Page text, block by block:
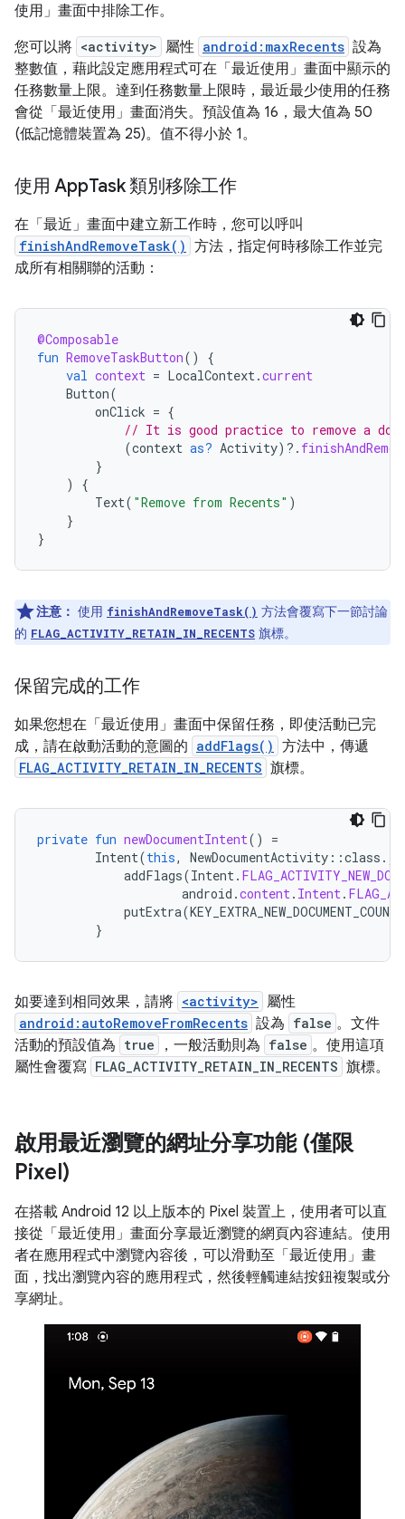
使用」畫面中排除工作。
您可以將 <activity> 屬性 android:maxRecents 設為
整數值，藉此設定應用程式可在「最近使用」畫面中顯示的
任務數量上限。達到任務數量上限時，最近最少使用的任務
會從「最近使用」畫面消失。預設值為 16，最大值為 50
(低記憶體裝置為 25)。值不得小於 1。
使用 AppTask 類別移除工作
在「最近」畫面中建立新工作時，您可以呼叫
finishAndRemoveTask() 方法，指定何時移除工作並完
成所有相關聯的活動：
@Composable
fun RemoveTaskButton()
{
val context = LocalContext .current
Button(
onClick = {
// It is good practice to remove a
(context as? Activity) ?.
}
)
{
Text( "Remove from Recents" )
}
}
注意： 使用 finishAndRemoveTask() 方法會覆寫下一節討論
的 FLAG_ACTIVITY_RETAIN_IN_RECENTS 旗標。
保留完成的工作
如果您想在「最近使用」畫面中保留任務，即使活動已完
成，請在啟動活動的意圖的 addFlags() 方法中，傳遞
FLAG_ACTIVITY_RETAIN_IN_RECENTS 旗標。
private fun newDocumentIntent()
=
Intent(this, NewDocumentActivity ::class .
addFlags(Intent .
android .content . Intent .
putExtra(
}
如要達到相同效果，請將 <activity> 屬性
android:autoRemoveFromRecents 設為 false 。文件
活動的預設值為 true ，一般活動則為 false 。使用這項
屬性會覆寫 FLAG_ACTIVITY_RETAIN_IN_RECENTS 旗標。
啟用最近瀏覽的網址分享功能 (僅限
Pixel)
在搭載 Android 12 以上版本的 Pixel 裝置上，使用者可以直
接從「最近使用」畫面分享最近瀏覽的網頁內容連結。使用
者在應用程式中瀏覽內容後，可以滑動至「最近使用」畫
面，找出瀏覽內容的應用程式，然後輕觸連結按鈕複製或分
享網址。